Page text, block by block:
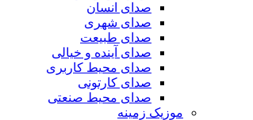
صدای انسان
صدای شهری
صدای طبیعت
صدای آینده و خیالی
صدای محیط کاربری
صدای کارتونی
صدای محیط صنعتی
موزیک زمینه